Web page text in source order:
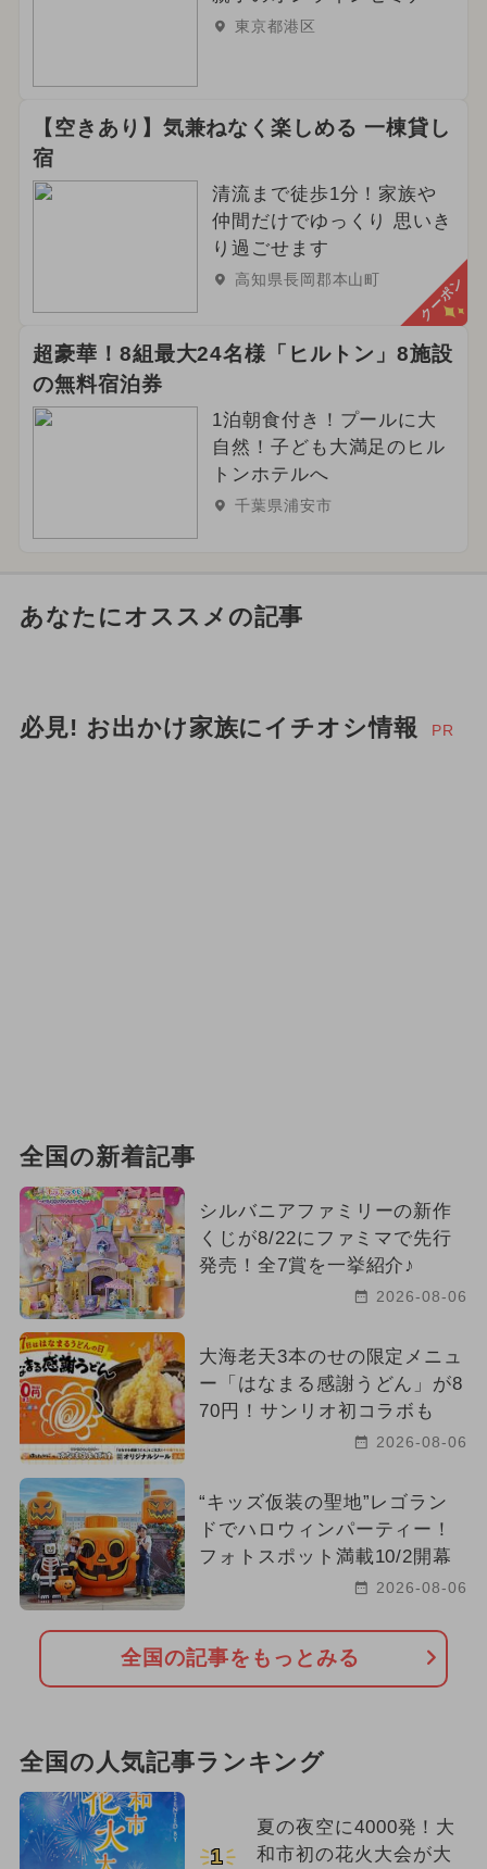
東京都港区
【空きあり】気兼ねなく楽しめる 一棟貸し
宿
清流まで徒歩1分！家族や
仲間だけでゆっくり 思いき
り過ごせます
高知県長岡郡本山町 クーポン
超豪華！8組最大24名様「ヒルトン」8施設
の無料宿泊券
1泊朝食付き！プールに大
自然！子ども大満足のヒル
トンホテルへ
千葉県浦安市
あなたにオススメの記事
必見! お出かけ家族にイチオシ情報 PR
全国の新着記事
シルバニアファミリーの新作
くじが8/22にファミマで先行
発売！全7賞を一挙紹介♪
2026-08-06
大海老天3本のせの限定メニュ
ー「はなまる感謝うどん」が8
70円！サンリオ初コラボも
2026-08-06
“キッズ仮装の聖地”レゴラン
ドでハロウィンパーティー！
フォトスポット満載10/2開幕
2026-08-06
全国の記事をもっとみる
全国の人気記事ランキング
1
夏の夜空に4000発！大
和市初の花火大会が大